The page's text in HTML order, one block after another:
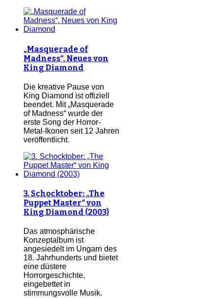
„Masquerade of
Madness“, Neues von
King Diamond
Die kreative Pause von
King Diamond ist offiziell
beendet. Mit „Masquerade
of Madness“ wurde der
erste Song der Horror-
Metal-Ikonen seit 12 Jahren
veröffentlicht.
3. Schocktober: „The
Puppet Master“ von
King Diamond (2003)
Das atmosphärische
Konzeptalbum ist
angesiedelt im Ungarn des
18. Jahrhunderts und bietet
eine düstere
Horrorgeschichte,
eingebettet in
stimmungsvolle Musik.